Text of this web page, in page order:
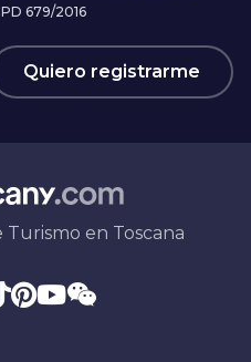
679/2016
Quiero registrarme
Turismo en Toscana